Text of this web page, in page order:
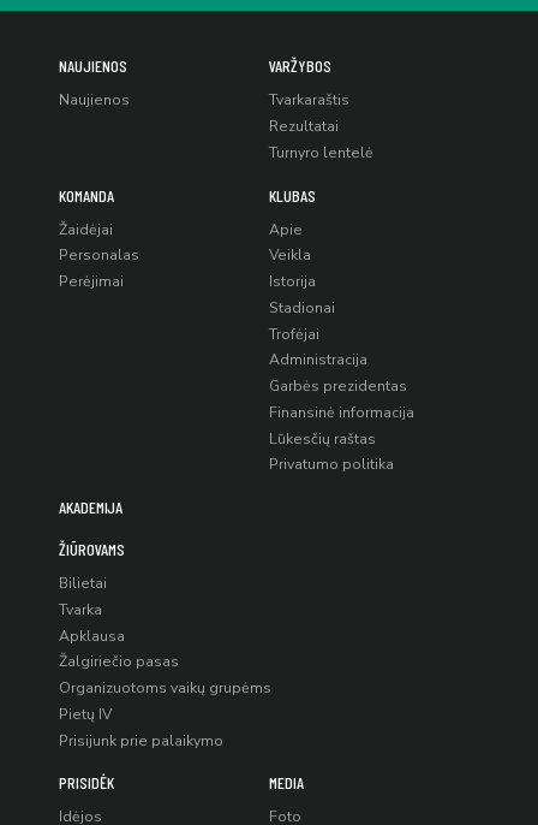
NAUJIENOS
Naujienos
VARŽYBOS
Tvarkaraštis
Rezultatai
Turnyro lentelė
KOMANDA
Žaidėjai
Personalas
Perėjimai
KLUBAS
Apie
Veikla
Istorija
Stadionai
Trofėjai
Administracija
Garbės prezidentas
Finansinė informacija
Lūkesčių raštas
Privatumo politika
AKADEMIJA
ŽIŪROVAMS
Bilietai
Tvarka
Apklausa
Žalgiriečio pasas
Organizuotoms vaikų grupėms
Pietų IV
Prisijunk prie palaikymo
PRISIDĖK
Idėjos
MEDIA
Foto